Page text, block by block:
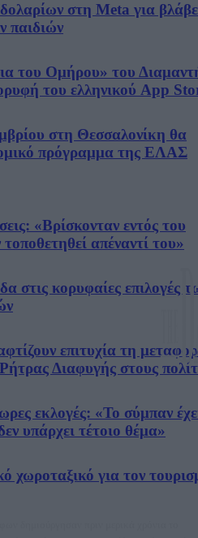
στη Meta για
παιδιών
του Ομήρου» του
του ελληνικού App
στη Θεσσαλονίκη θα
πρόγραμμα της ΕΛΑΣ
«Bρίσκονταν εντός του
απέναντί του»
κορυφαίες επιλογές
επιτυχία τη
Διαφυγής στους
εκλογές: «Το σύμπαν
υπάρχει τέτοιο θέμα»
χωροταξικό για τον